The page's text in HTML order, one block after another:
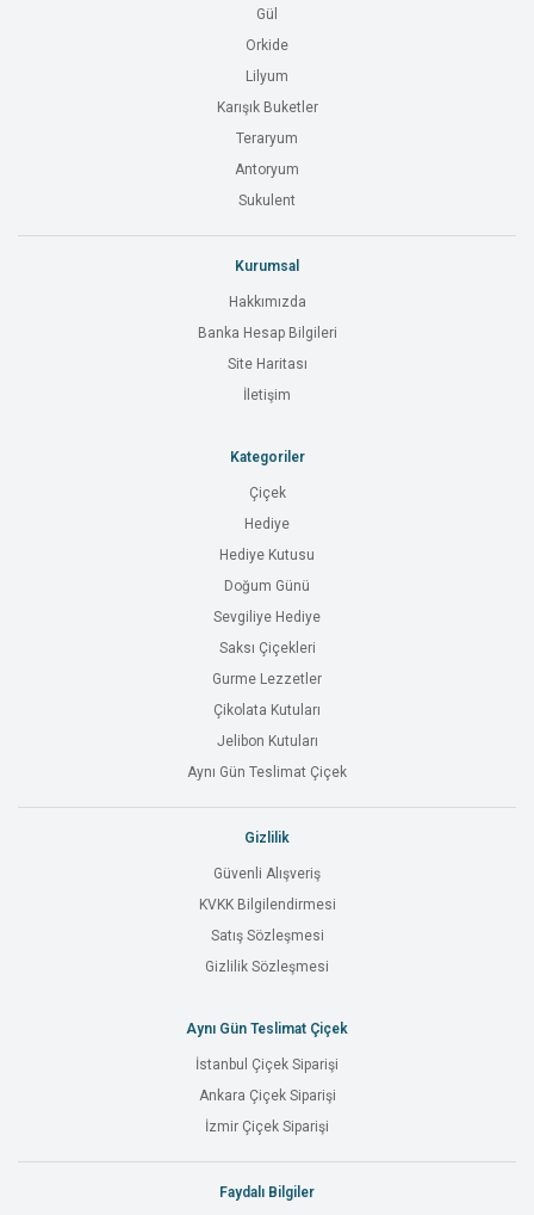
Gül
Orkide
Lilyum
Karışık Buketler
Teraryum
Antoryum
Sukulent
Kurumsal
Hakkımızda
Banka Hesap Bilgileri
Site Haritası
İletişim
Kategoriler
Çiçek
Hediye
Hediye Kutusu
Doğum Günü
Sevgiliye Hediye
Saksı Çiçekleri
Gurme Lezzetler
Çikolata Kutuları
Jelibon Kutuları
Aynı Gün Teslimat Çiçek
Gizlilik
Güvenli Alışveriş
KVKK Bilgilendirmesi
Satış Sözleşmesi
Gizlilik Sözleşmesi
Aynı Gün Teslimat Çiçek
İstanbul Çiçek Siparişi
Ankara Çiçek Siparişi
İzmir Çiçek Siparişi
Faydalı Bilgiler